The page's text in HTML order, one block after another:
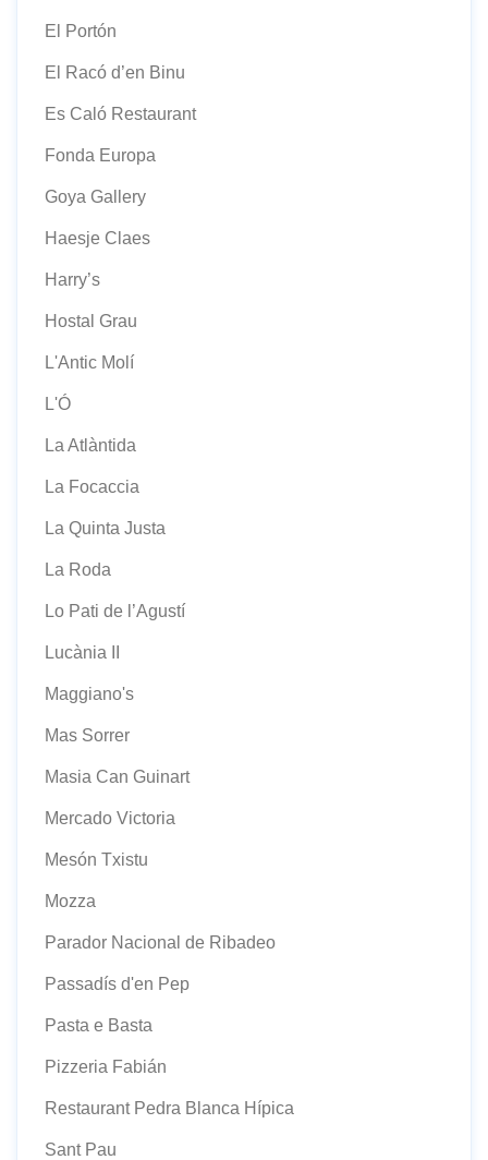
El Portón
El Racó d’en Binu
Es Caló Restaurant
Fonda Europa
Goya Gallery
Haesje Claes
Harry’s
Hostal Grau
L'Antic Molí
L'Ó
La Atlàntida
La Focaccia
La Quinta Justa
La Roda
Lo Pati de l’Agustí
Lucània II
Maggiano's
Mas Sorrer
Masia Can Guinart
Mercado Victoria
Mesón Txistu
Mozza
Parador Nacional de Ribadeo
Passadís d'en Pep
Pasta e Basta
Pizzeria Fabián
Restaurant Pedra Blanca Hípica
Sant Pau